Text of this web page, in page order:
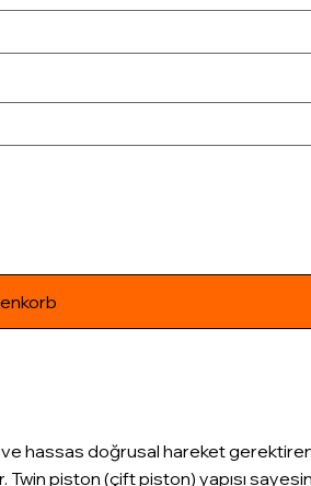
hassas doğrusal hareket
piston (çift piston) yapısı